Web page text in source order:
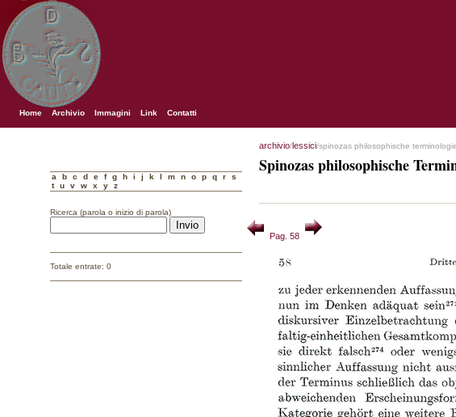
Home Archivio Immagini Link Contatti
a b c d e f g h i j k l m n o p q r
s
t
u v w x y z
Ricerca (parola o inizio di parola)
Totale entrate: 0
archivio/lessici/spinozas philosophische terminologie
Spinozas philosophische
Pag. 58